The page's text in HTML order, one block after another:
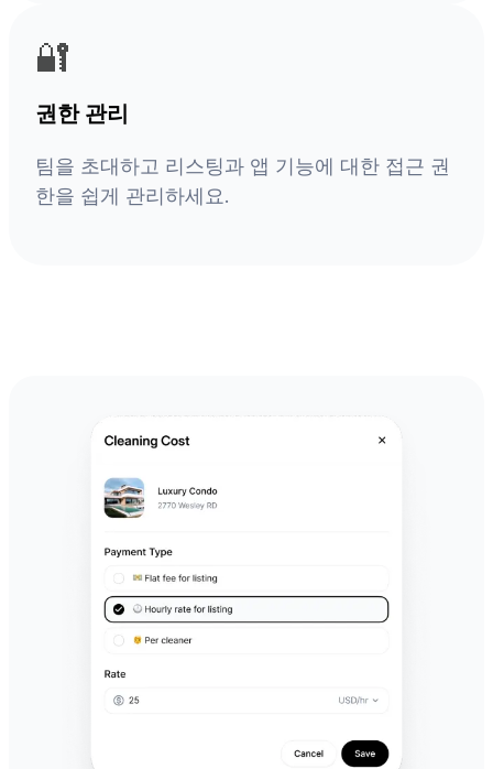
🔐
권한 관리
팀을 초대하고 리스팅과 앱 기능에 대한 접근 권
한을 쉽게 관리하세요.